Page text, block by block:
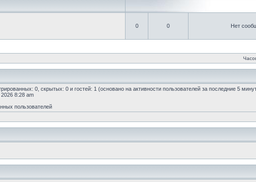
0 0 Нет
0, скрытых: 0 и гостей: 1 (основано на активности пользователей за последние 5
8:28 am
пользователей